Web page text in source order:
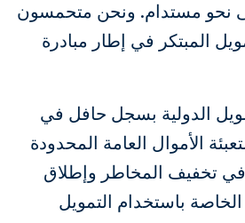
نحو مستدام. ونحن متحمسون
المبتكر في إطار مبادرة
الدولية بسجل حافل في
الأموال العامة المحدودة
تخفيف المخاطر وإطلاق
الخاصة باستخدام التمويل